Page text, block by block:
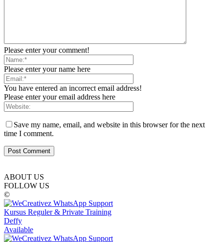
Please enter your comment!
Please enter your name here
You have entered an incorrect email address!
Please enter your email address here
Save my name, email, and website in this browser for the next
time I comment.
ABOUT US
FOLLOW US
©
Kursus Reguler & Private Training
Deffy
Available